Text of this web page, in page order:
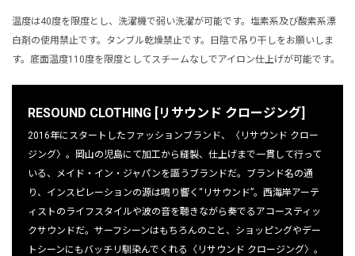
温度は40度を限度とし、洗濯機で弱い洗濯が可能です。塩素系及び酸素系漂
白剤の使用禁止です。タンブル乾燥禁止です。日陰で吊り干しをお願いしま
す。底面温度110度を限度としてスチームなしでアイロン仕上げが可能です。
RESOUND CLOTHING [リサウンド クロージング]
2016年にスタートしたファッションブランド、〈リサウンド クロー
ジング〉。岡山の児島にて加工から縫製、仕上げまで一貫して行って
いる、メイド・イン・ジャパンを謳うブランドだ。ブランド名の通
り、インスピレーションの源は鳴り響く“リサウンド”。西海岸アーテ
ィストのライフスタイルや波の音を聴きながら奏でるアコースティッ
クサウンドだ。サーフシーンはもちろんのこと、ショッピングやデー
トシーンにもバッチリ馴染んでくれる〈リサウンド クロージング〉。